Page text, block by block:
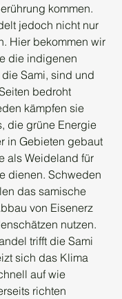
kommen.
jedoch nicht nur
Hier bekommen wir
die indigenen
Sami, sind und
bedroht
kämpfen sie
die grüne Energie
in Gebieten gebaut
als Weideland für
dienen. Schweden
das samische
von Eisenerz
nutzen.
trifft die Sami
sich das Klima
auf wie
richten